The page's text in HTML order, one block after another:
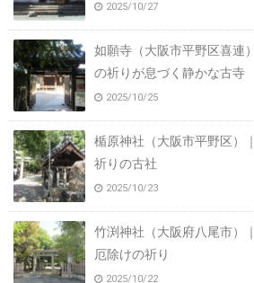
2025/10/27
如願寺（大阪市平野区喜連
の祈りが息づく静かな古寺
2025/10/25
楯原神社（大阪市平野区）
祈りの古社
2025/10/23
竹渕神社（大阪府八尾市）
厄除けの祈り
2025/10/22